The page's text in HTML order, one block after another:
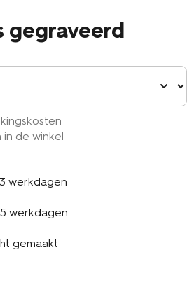
gegraveerd
in de winkel
werkdagen
werkdagen
gemaakt